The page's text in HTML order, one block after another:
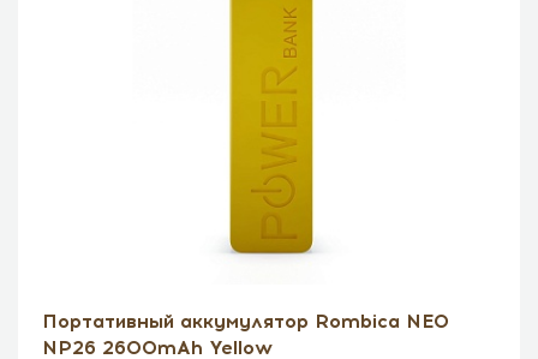
Портативный аккумулятор Rombica NEO
NP26 2600mAh Yellow